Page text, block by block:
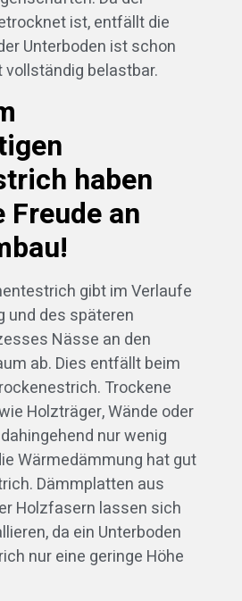
ist, entfällt die
Unterboden ist schon
belastbar.
haben
Freude an
gibt im Verlaufe
und des späteren
Nässe an den
ab. Dies entfällt beim
Trockene
Holzträger, Wände oder
nur wenig
Wärmedämmung hat gut
Dämmplatten aus
Holzfasern lassen sich
da ein Unterboden
nur eine geringe Höhe